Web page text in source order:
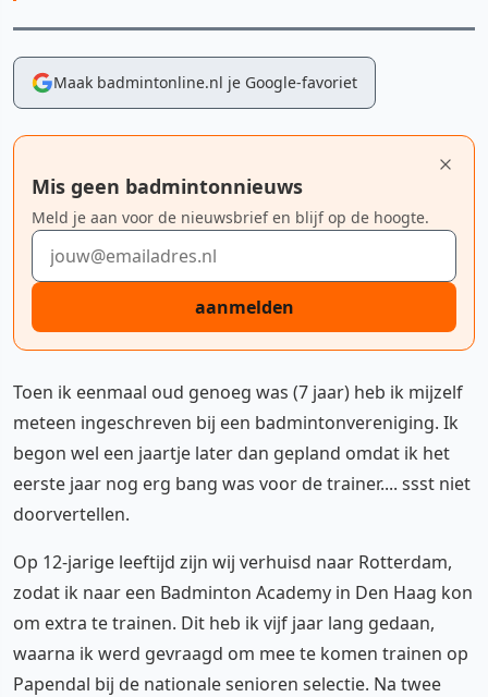
Maak badmintonline.nl je Google-favoriet
Mis geen badmintonnieuws
Meld je aan voor de nieuwsbrief en blijf op de hoogte.
E-mailadres
aanmelden
Toen ik eenmaal oud genoeg was (7 jaar) heb ik mijzelf
meteen ingeschreven bij een badmintonvereniging. Ik
begon wel een jaartje later dan gepland omdat ik het
eerste jaar nog erg bang was voor de trainer.... ssst niet
doorvertellen.
Op 12-jarige leeftijd zijn wij verhuisd naar Rotterdam,
zodat ik naar een Badminton Academy in Den Haag kon
om extra te trainen. Dit heb ik vijf jaar lang gedaan,
waarna ik werd gevraagd om mee te komen trainen op
Papendal bij de nationale senioren selectie. Na twee